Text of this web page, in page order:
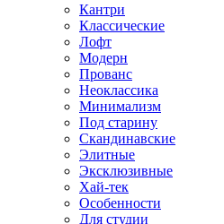
Кантри
Классические
Лофт
Модерн
Прованс
Неоклассика
Минимализм
Под старину
Скандинавские
Элитные
Эксклюзивные
Хай-тек
Особенности
Для студии